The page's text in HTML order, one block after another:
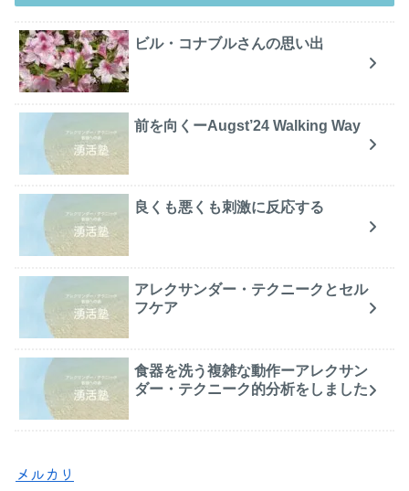
ビル・コナブルさんの思い出
前を向くーAugst’24 Walking Way
良くも悪くも刺激に反応する
アレクサンダー・テクニークとセル
フケア
食器を洗う複雑な動作ーアレクサン
ダー・テクニーク的分析をしました
メルカリ